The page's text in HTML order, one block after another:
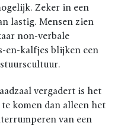
Zeker in een
lastig. Mensen zien
non-verbale
en-kalfjes blijken een
vergadert is het
komen dan alleen het
van een